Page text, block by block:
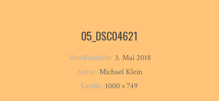
05_DSC04621
Veröffentlicht: 3. Mai 2018
Autor: Michael Klein
Größe: 1000 × 749